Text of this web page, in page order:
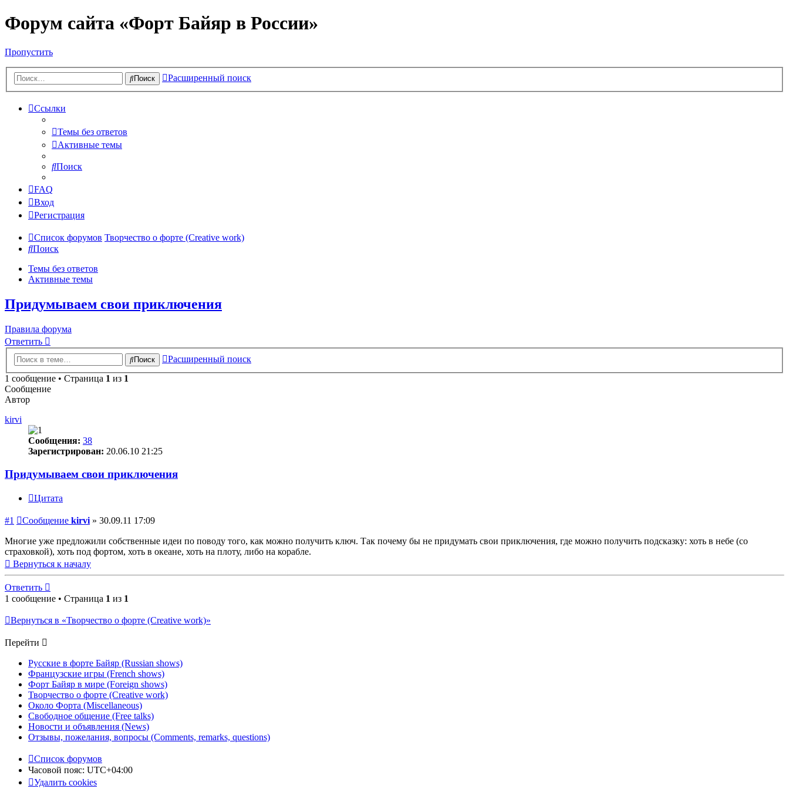
Форум сайта «Форт Байяр в России»
Пропустить
Поиск Расширенный поиск
Ссылки
Темы без ответов
Активные темы
Поиск
FAQ
Вход
Регистрация
Список форумов Творчество о форте (Creative work)
Поиск
Темы без ответов
Активные темы
Придумываем свои приключения
Правила форума
Ответить
Поиск
Расширенный поиск
1 сообщение • Страница 1 из 1
Сообщение
Автор
kirvi
Сообщения: 38
Зарегистрирован: 20.06.10 21:25
Придумываем свои приключения
Цитата
#1 Сообщение kirvi » 30.09.11 17:09
Многие уже предложили собственные идеи по поводу того, как можно получить ключ. Так почему бы не придумать свои приключения, где можно получить подсказку: хоть в небе (со
страховкой), хоть под фортом, хоть в океане, хоть на плоту, либо на корабле.
Вернуться к началу
Ответить
1 сообщение • Страница 1 из 1
Вернуться в «Творчество о форте (Creative work)»
Перейти
Русские в форте Байяр (Russian shows)
Французские игры (French shows)
Форт Байяр в мире (Foreign shows)
Творчество о форте (Creative work)
Около Форта (Miscellaneous)
Свободное общение (Free talks)
Новости и объявления (News)
Отзывы, пожелания, вопросы (Comments, remarks, questions)
Список форумов
Часовой пояс: UTC+04:00
Удалить cookies